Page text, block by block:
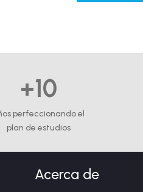
+10
perfeccionando el
plan de estudios
Acerca de